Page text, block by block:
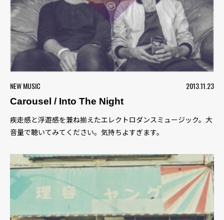
NEW MUSIC
2013.11.23
Carousel / Into The Night
疾走感と浮遊感を兼ね揃えたエレクトロダンスミュージック。大
音量で聴いてみてください。気持ちよすぎます。